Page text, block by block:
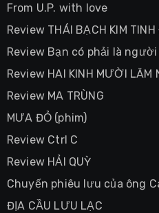
From U.P. with love
Review THÁI BẠCH KIM
Review Bạn có phải là người
Review HAI KINH MƯỜI LĂM
Review MA TRÙNG
MƯA ĐỎ (phim)
Review Ctrl C
Review HẢI QUỲ
Chuyến phiêu lưu của ông
ĐỊA CẦU LƯU LẠC